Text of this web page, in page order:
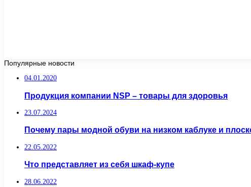
Популярные новости
04.01.2020
Продукция компании NSP – товары для здоровья
23.07.2024
Почему пары модной обуви на низком каблуке и
22.05.2022
Что представляет из себя шкаф-купе
28.06.2022